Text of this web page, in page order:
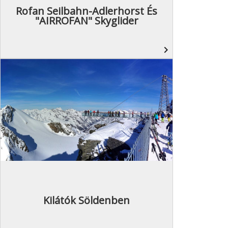
Rofan Seilbahn-Adlerhorst És
"AIRROFAN" Skyglider
navigate_next
Kilátók Söldenben